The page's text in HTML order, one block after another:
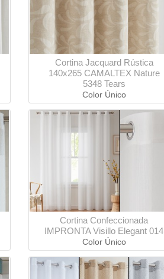
Cortina Jacquard Rústica
140x265 CAMALTEX Nature
5348 Tears
Color Único
Cortina Confeccionada
IMPRONTA Visillo Elegant 014
Color Único